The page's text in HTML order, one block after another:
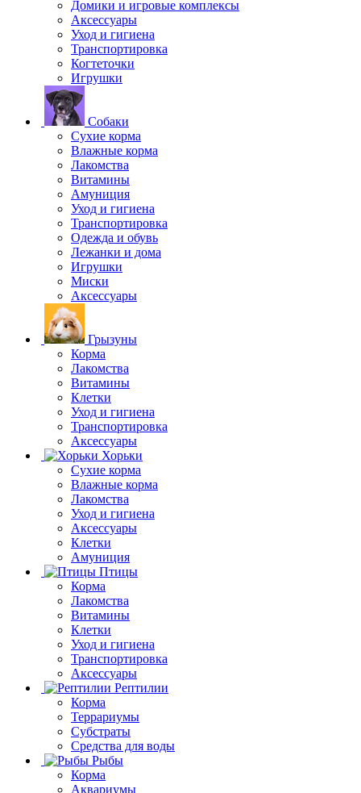
Домики и игровые комплексы
Аксессуары
Уход и гигиена
Транспортировка
Когтеточки
Игрушки
Собаки
Сухие корма
Влажные корма
Лакомства
Витамины
Амуниция
Уход и гигиена
Транспортировка
Одежда и обувь
Лежанки и дома
Игрушки
Миски
Аксессуары
Грызуны
Корма
Лакомства
Витамины
Клетки
Уход и гигиена
Транспортировка
Аксессуары
Хорьки
Сухие корма
Влажные корма
Лакомства
Уход и гигиена
Аксессуары
Клетки
Амуниция
Птицы
Корма
Лакомства
Витамины
Клетки
Уход и гигиена
Транспортировка
Аксессуары
Рептилии
Корма
Террариумы
Субстраты
Средства для воды
Рыбы
Корма
Аквариумы